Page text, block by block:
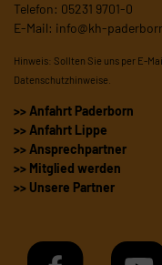
Telefon: 05231 9701-0
E-Mail: info@kh-
Hinweis: Sollten Sie uns per E-
Datenschutzhinweise
>> Anfahrt Paderborn
>> Anfahrt Lippe
>> Ansprechpartner
>> Mitglied werden
>> Unsere Partner